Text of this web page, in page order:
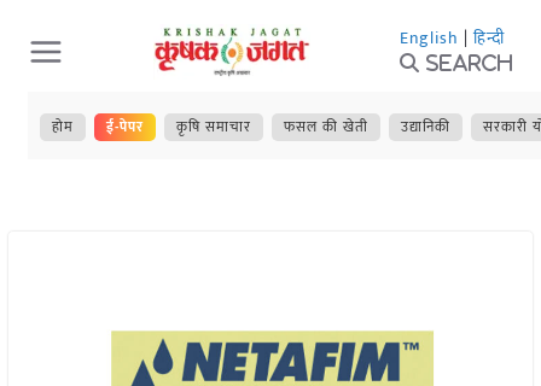
Skip
to
content
English | हिन्दी
Search
होम ई-पेपर कृषि समाचार फसल की खेती उद्यानिकी सरकारी